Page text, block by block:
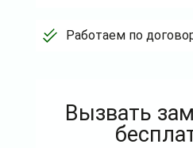
Работаем по
Вызвать